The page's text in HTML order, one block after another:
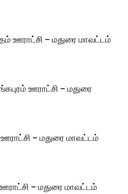
ஊராட்சி – மதுரை மாவட்டம்
ஊராட்சி – மதுரை
– மதுரை மாவட்டம்
– மதுரை மாவட்டம்